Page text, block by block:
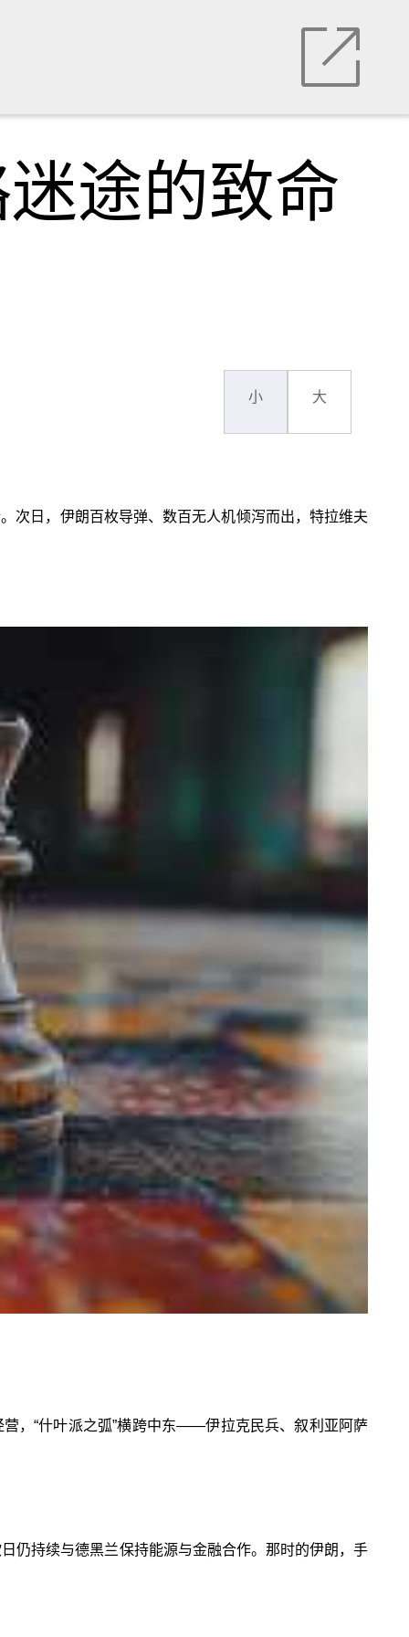
途的致命
小 大
次日，伊朗百枚导弹、数百无人机倾泻而出，特拉维夫
，“什叶派之弧”横跨中东——伊拉克民兵、叙利亚阿萨
仍持续与德黑兰保持能源与金融合作。那时的伊朗，手